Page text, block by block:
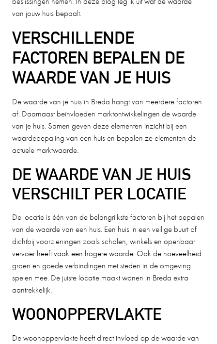
van jouw huis bepaalt.
VERSCHILLENDE
FACTOREN BEPALEN DE
WAARDE VAN JE HUIS
De waarde van je huis in Breda hangt van meerdere factoren
af. Daarnaast beïnvloeden marktontwikkelingen de waarde
van je huis. Samen geven deze elementen inzicht bij een
waardebepaling van een huis en bepalen ze elementen de
actuele marktwaarde.
DE WAARDE VAN JE HUIS
VERSCHILT PER LOCATIE
De locatie is één van de belangrijkste factoren bij het bepalen
van de waarde van een huis. Een huis in een veilige buurt of
dichtbij voorzieningen zoals scholen, winkels en openbaar
vervoer heeft vaak een hogere waarde. Ook de hoeveelheid
groen en goede verbindingen met steden in de omgeving
spelen mee. De juiste locatie maakt wonen in Breda extra
aantrekkelijk.
WOONOPPERVLAKTE
De woonoppervlakte heeft direct invloed op de waarde van